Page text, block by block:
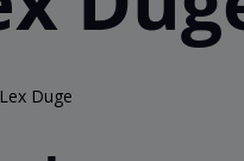
Duge